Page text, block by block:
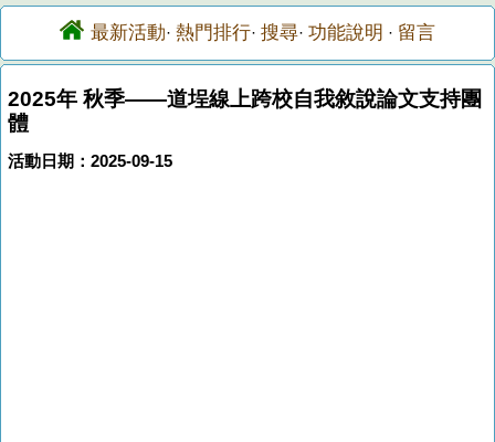
最新活動· 熱門排行· 搜尋· 功能說明 · 留言
2025年 秋季——道埕線上跨校自我敘說論文支持團
體
活動日期：2025-09-15